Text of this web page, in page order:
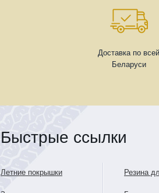
Доставка по всей
Беларуси
Быстрые ссылки
Летние покрышки Резина